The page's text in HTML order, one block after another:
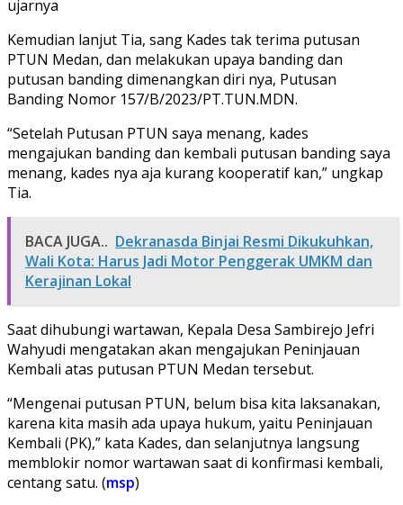
ujarnya
Kemudian lanjut Tia, sang Kades tak terima putusan
PTUN Medan, dan melakukan upaya banding dan
putusan banding dimenangkan diri nya, Putusan
Banding Nomor 157/B/2023/PT.TUN.MDN.
“Setelah Putusan PTUN saya menang, kades
mengajukan banding dan kembali putusan banding saya
menang, kades nya aja kurang kooperatif kan,” ungkap
Tia.
BACA JUGA.. Dekranasda Binjai Resmi Dikukuhkan,
Wali Kota: Harus Jadi Motor Penggerak UMKM dan
Kerajinan Lokal
Saat dihubungi wartawan, Kepala Desa Sambirejo Jefri
Wahyudi mengatakan akan mengajukan Peninjauan
Kembali atas putusan PTUN Medan tersebut.
“Mengenai putusan PTUN, belum bisa kita laksanakan,
karena kita masih ada upaya hukum, yaitu Peninjauan
Kembali (PK),” kata Kades, dan selanjutnya langsung
memblokir nomor wartawan saat di konfirmasi kembali,
centang satu. (msp)